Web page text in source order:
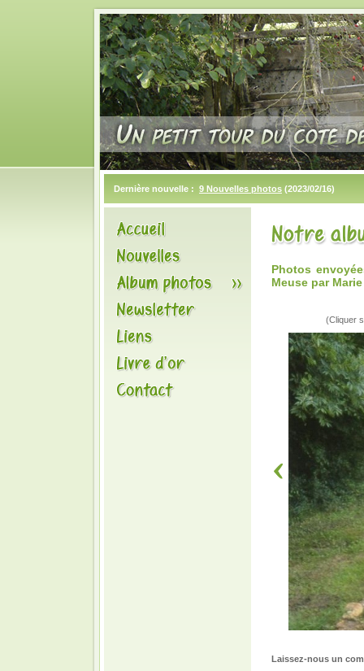
Dernière nouvelle : 9 Nouvelles photos (2023/02/16)
Photos
Meuse par
(Cliquer
Laissez-nous un